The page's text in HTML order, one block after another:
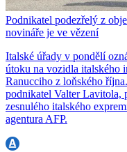
Podnikatel podezřelý z
novináře je ve vězení
Italské úřady v pondělí
útoku na vozidla italského
Ranucciho z loňského
podnikatel Valter Lavitola,
zesnulého italského
agentura AFP.